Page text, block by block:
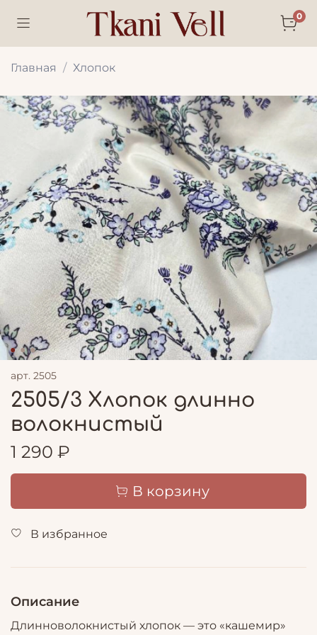
0
Главная Хлопок
арт. 2505
2505/3 Хлопок длинно
волокнистый
1 290 ₽
В корзину
В избранное
Описание
Длинноволокнистый хлопок — это «кашемир»